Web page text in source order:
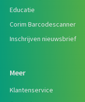
Educatie
Corim Barcodescanner
Inschrijven nieuwsbrief
Meer
Klantenservice